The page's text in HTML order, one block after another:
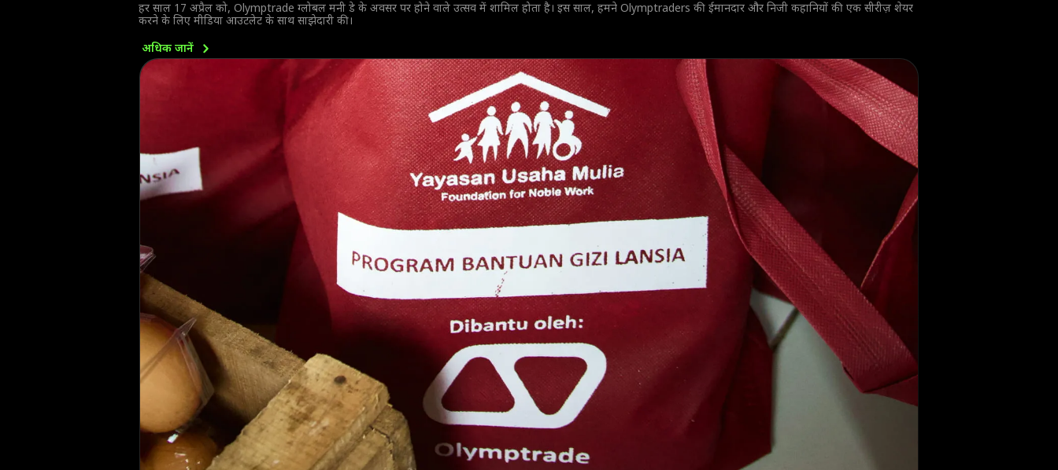
हर साल 17 अप्रैल को, Olymptrade ग्लोबल मनी डे के अवसर पर होने वाले उत्सव में शामिल होता है। इस साल, हमने Olymptraders की ईमानदार और निजी कहानियों की एक सीरीज़ शेयर
करने के लिए मीडिया आउटलेट के साथ साझेदारी की।
अधिक जानें